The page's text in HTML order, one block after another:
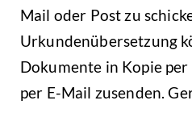
Mail oder Post zu
Urkundenübersetzung
Dokumente in Kopie
per E-Mail zusenden.